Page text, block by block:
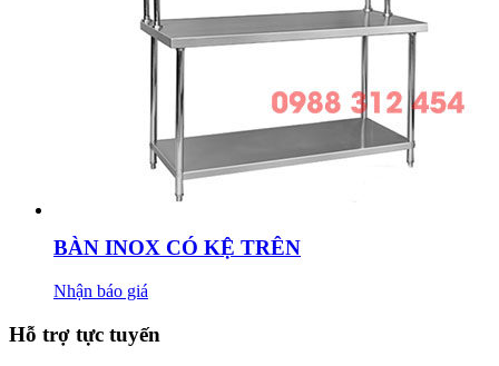
BÀN INOX CÓ KỆ TRÊN
Nhận báo giá
Hỗ trợ tực tuyến